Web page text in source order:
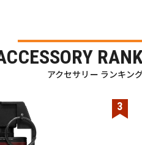
アクセサリー ランキン